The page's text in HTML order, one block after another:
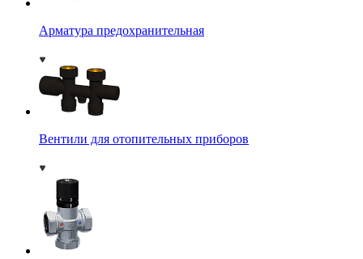
Арматура предохранительная
Вентили для отопительных приборов